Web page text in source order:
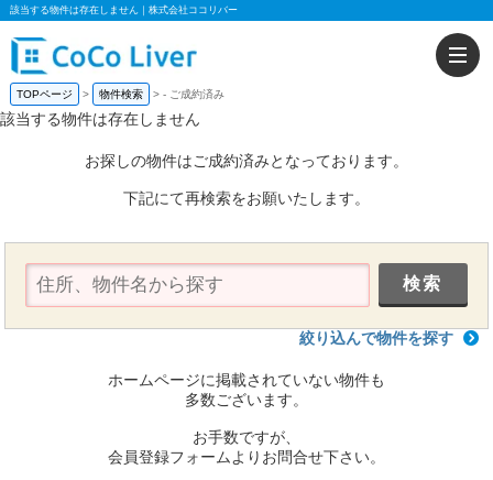
該当する物件は存在しません｜株式会社ココリバー
TOPページ 物件検索 - ご成約済み
該当する物件は存在しません
お探しの物件はご成約済みとなっております。
下記にて再検索をお願いたします。
絞り込んで物件を探す
ホームページに掲載されていない物件も
多数ございます。
お手数ですが、
会員登録フォームよりお問合せ下さい。